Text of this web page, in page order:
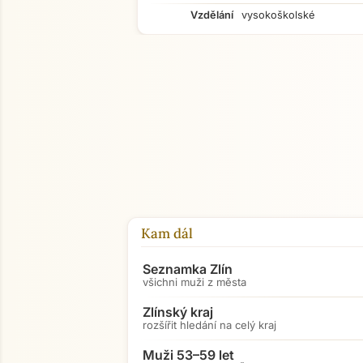
Vzdělání vysokoškolské
Kam dál
Seznamka Zlín
všichni muži z města
Zlínský kraj
rozšířit hledání na celý kraj
Muži 53–59 let